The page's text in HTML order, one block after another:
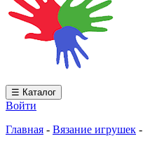
☰ Каталог
Войти
Главная - Вязание игрушек -